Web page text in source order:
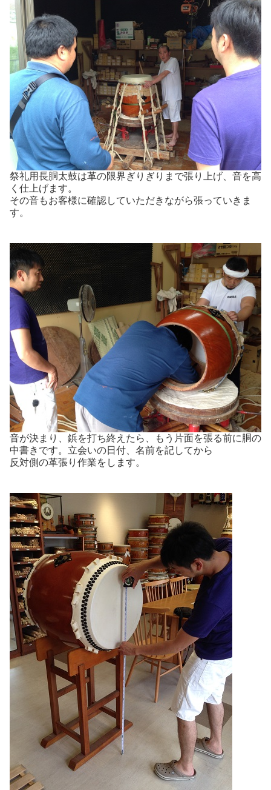
祭礼用長胴太鼓は革の限界ぎりぎりまで張り上げ、音を高
く仕上げます。
その音もお客様に確認していただきながら張っていきま
す。
音が決まり、鋲を打ち終えたら、もう片面を張る前に胴の
中書きです。立会いの日付、名前を記してから
反対側の革張り作業をします。